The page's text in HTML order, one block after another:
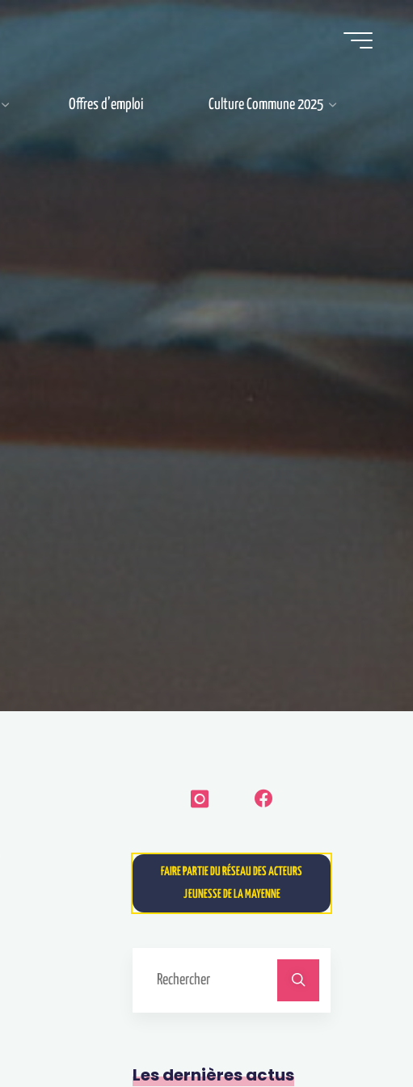
Offres d’emploi Culture Commune 2025
FAIRE PARTIE DU RÉSEAU DES ACTEURS
JEUNESSE DE LA MAYENNE
Les dernières actus